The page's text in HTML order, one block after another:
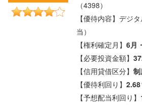
（4398）
【優待内容】デジ
当）
【権利確定月】6月
【必要投資金額】
【信用貸借区分】
【優待利回り】2.68
【予想配当利回り】